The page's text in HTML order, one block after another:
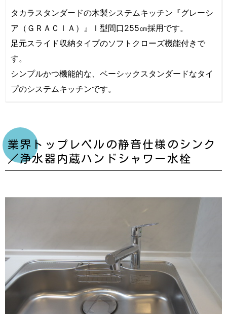
タカラスタンダードの木製システムキッチン『グレーシ
ア（ＧＲＡＣＩＡ）』Ｉ型間口255㎝採用です。
足元スライド収納タイプのソフトクローズ機能付きで
す。
シンプルかつ機能的な、ベーシックスタンダードなタイ
プのシステムキッチンです。
業界トップレベルの静音仕様のシンク
／浄水器内蔵ハンドシャワー水栓